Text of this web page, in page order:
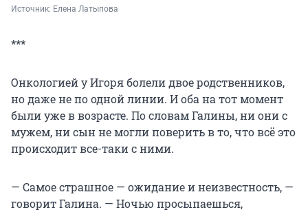
Источник: Елена Латыпова
***
Онкологией у Игоря болели двое родственников,
но даже не по одной линии. И оба на тот момент
были уже в возрасте. По словам Галины, ни они с
мужем, ни сын не могли поверить в то, что всё это
происходит все-таки с ними.
— Самое страшное — ожидание и неизвестность, —
говорит Галина. — Ночью просыпаешься,